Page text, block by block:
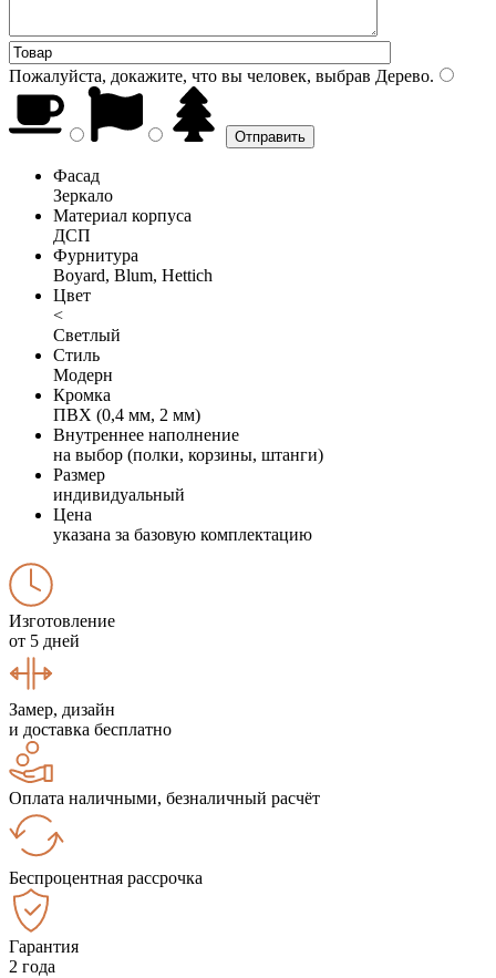
Пожалуйста, докажите, что вы человек, выбрав Дерево.
Фасад
Зеркало
Материал корпуса
ДСП
Фурнитура
Boyard, Blum, Hettich
Цвет
<
Светлый
Стиль
Модерн
Кромка
ПВХ (0,4 мм, 2 мм)
Внутреннее наполнение
на выбор (полки, корзины, штанги)
Размер
индивидуальный
Цена
указана за базовую комплектацию
Изготовление
от 5 дней
Замер, дизайн
и доставка бесплатно
Оплата наличными, безналичный расчёт
Беспроцентная рассрочка
Гарантия
2 года